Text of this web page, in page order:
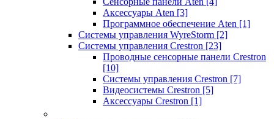
Аксессуары Aten [3]
Программное обеспечение Aten [1]
Системы управления WyreStorm [2]
Системы управления Crestron [23]
Проводные сенсорные панели Crestron
[10]
Системы управления Crestron [7]
Видеосистемы Crestron [5]
Аксессуары Crestron [1]